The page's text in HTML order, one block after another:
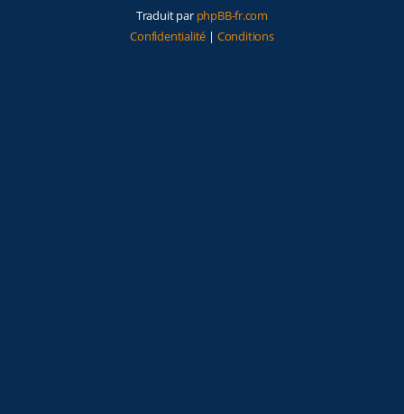
Traduit par phpBB-fr.com
Confidentialité | Conditions